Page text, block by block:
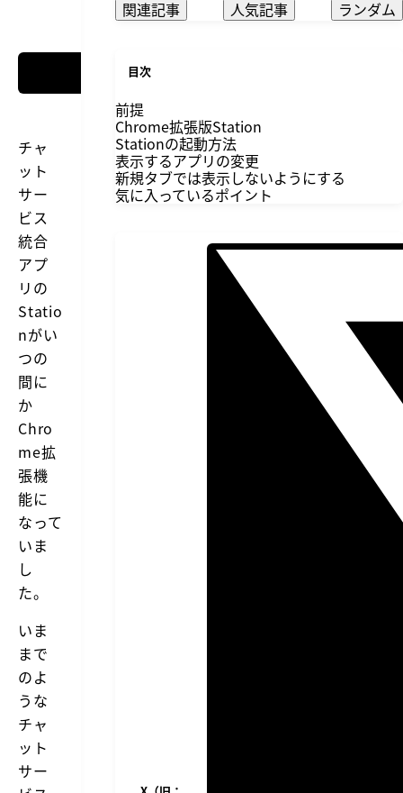
チャ
ット
サー
ビス
統合
アプ
リの
Statio
nがい
つの
間に
か
Chro
me拡
張機
能に
なって
いま
し
た。
いま
まで
のよ
うな
チャ
ット
サー
関連記事 人気記事 ランダム
目次
前提
Chrome拡張版Station
Stationの起動方法
表示するアプリの変更
新規タブでは表示しないようにする
気に入っているポイント